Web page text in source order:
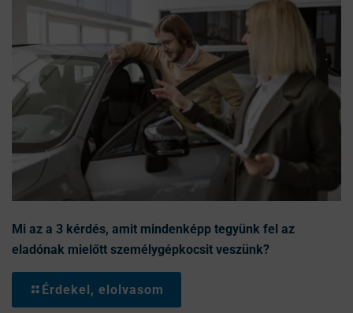
Mi az a 3 kérdés, amit mindenképp tegyünk fel az
eladónak mielőtt személygépkocsit veszünk?
Érdekel, elolvasom